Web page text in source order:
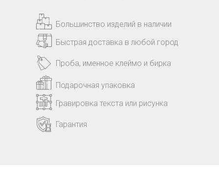
Большинство изделий в наличии
Быстрая доставка в любой город
Подарочная упаковка
Гравировка текста или рисунка
Проба, именное клеймо и бирка
Гарантия